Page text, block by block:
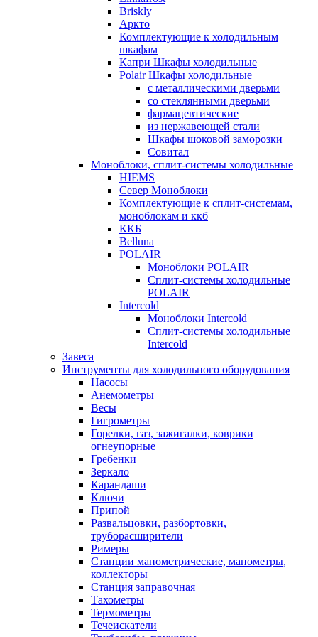
Briskly
Аркто
Комплектующие к холодильным
шкафам
Капри Шкафы холодильные
Polair Шкафы холодильные
с металлическими дверьми
со стеклянными дверьми
фармацевтические
из нержавеющей стали
Шкафы шоковой заморозки
Совитал
Моноблоки, сплит-системы холодильные
HIEMS
Север Моноблоки
Комплектующие к сплит-системам,
моноблокам и ккб
ККБ
Belluna
POLAIR
Моноблоки POLAIR
Сплит-системы холодильные
POLAIR
Intercold
Моноблоки Intercold
Сплит-системы холодильные
Intercold
Завеса
Инструменты для холодильного оборудования
Насосы
Анемометры
Весы
Гигрометры
Горелки, газ, зажигалки, коврики
огнеупорные
Гребенки
Зеркало
Карандаши
Ключи
Припой
Развальцовки, разбортовки,
труборасширители
Римеры
Станции манометрические, манометры,
коллекторы
Станция заправочная
Тахометры
Термометры
Течеискатели